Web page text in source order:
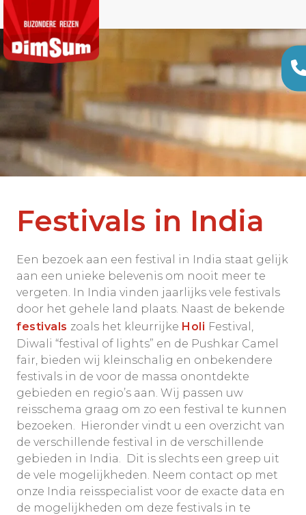
Festivals in India
Een bezoek aan een festival in India staat gelijk
aan een unieke belevenis om nooit meer te
vergeten. In India vinden jaarlijks vele festivals
door het gehele land plaats. Naast de bekende
festivals zoals het kleurrijke Holi Festival,
Diwali “festival of lights” en de Pushkar Camel
fair, bieden wij kleinschalig en onbekendere
festivals in de voor de massa onontdekte
gebieden en regio’s aan. Wij passen uw
reisschema graag om zo een festival te kunnen
bezoeken. Hieronder vindt u een overzicht van
de verschillende festival in de verschillende
gebieden in India. Dit is slechts een greep uit
de vele mogelijkheden. Neem contact op met
onze India reisspecialist voor de exacte data en
de mogelijkheden om deze festivals in te